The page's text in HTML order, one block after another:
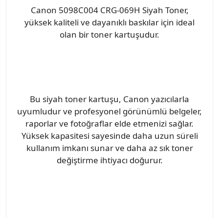
Canon 5098C004 CRG-069H Siyah Toner,
yüksek kaliteli ve dayanıklı baskılar için ideal
olan bir toner kartuşudur.
Bu siyah toner kartuşu, Canon yazıcılarla
uyumludur ve profesyonel görünümlü belgeler,
raporlar ve fotoğraflar elde etmenizi sağlar.
Yüksek kapasitesi sayesinde daha uzun süreli
kullanım imkanı sunar ve daha az sık toner
değiştirme ihtiyacı doğurur.